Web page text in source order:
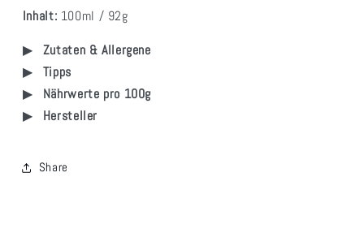
Inhalt: 100ml / 92g
Zutaten & Allergene
Tipps
Nährwerte pro 100g
Hersteller
Share